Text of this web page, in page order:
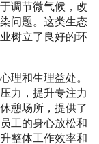
调节微气候，改
问题。这类生态
树立了良好的环
理和生理益处。
力，提升专注力
憩场所，提供了
工的身心放松和
整体工作效率和